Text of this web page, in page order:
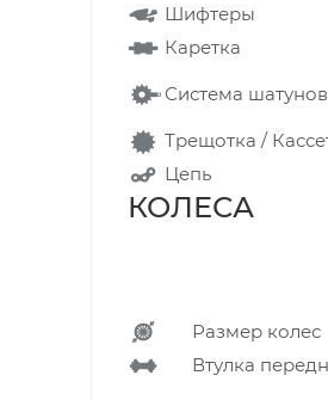
Шифтеры
Каретка
Система шатунов
Трещотка /
Цепь
Размер колес
Втулка